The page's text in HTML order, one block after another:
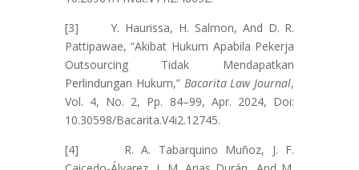
[3] Y. Haurissa, H. Salmon, And D. R.
Pattipawae, “Akibat Hukum Apabila Pekerja
Outsourcing Tidak Mendapatkan
Perlindungan Hukum,” Bacarita Law Journal,
Vol. 4, No. 2, Pp. 84–99, Apr. 2024, Doi:
10.30598/Bacarita.V4i2.12745.
[4] R. A. Tabarquino Muñoz, J. F.